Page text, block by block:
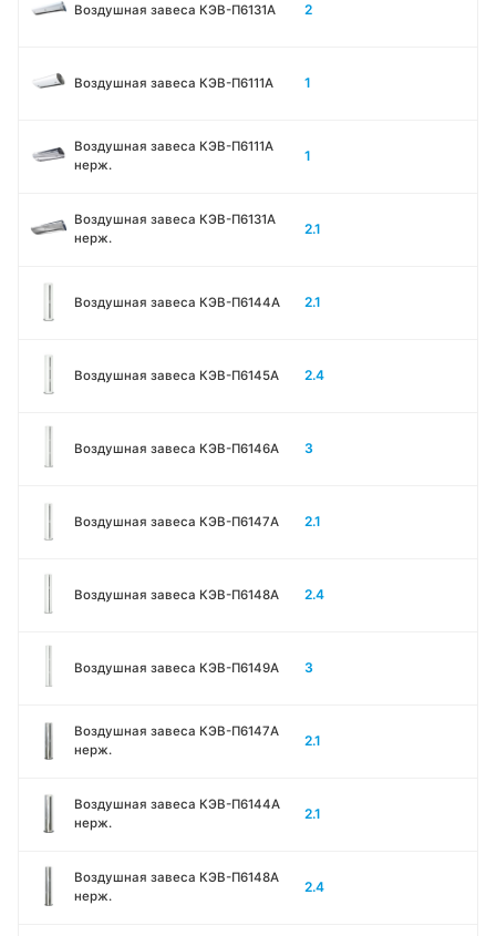
Воздушная завеса КЭВ-П6131A 2
Воздушная завеса КЭВ-П6111A 1
Воздушная завеса КЭВ-П6111A
нерж.
1
Воздушная завеса КЭВ-П6131A
нерж.
2.1
Воздушная завеса КЭВ-П6144A 2.1
Воздушная завеса КЭВ-П6145A 2.4
Воздушная завеса КЭВ-П6146A 3
Воздушная завеса КЭВ-П6147A 2.1
Воздушная завеса КЭВ-П6148A 2.4
Воздушная завеса КЭВ-П6149A 3
Воздушная завеса КЭВ-П6147A
нерж.
2.1
Воздушная завеса КЭВ-П6144A
нерж.
2.1
Воздушная завеса КЭВ-П6148A
нерж.
2.4